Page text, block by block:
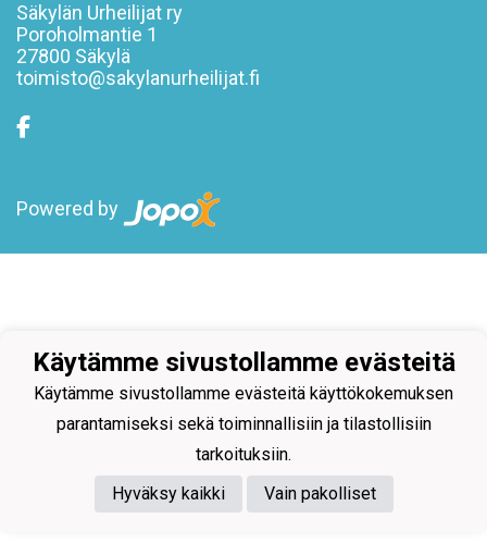
Säkylän Urheilijat ry
Poroholmantie 1
27800 Säkylä
toimisto@sakylanurheilijat.fi
Powered by
Käytämme sivustollamme evästeitä
Käytämme sivustollamme evästeitä käyttökokemuksen
parantamiseksi sekä toiminnallisiin ja tilastollisiin
tarkoituksiin.
Hyväksy kaikki
Vain pakolliset